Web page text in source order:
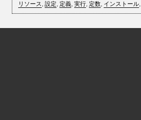
リソース, 設定, 定義, 実行, 定数, インストール,